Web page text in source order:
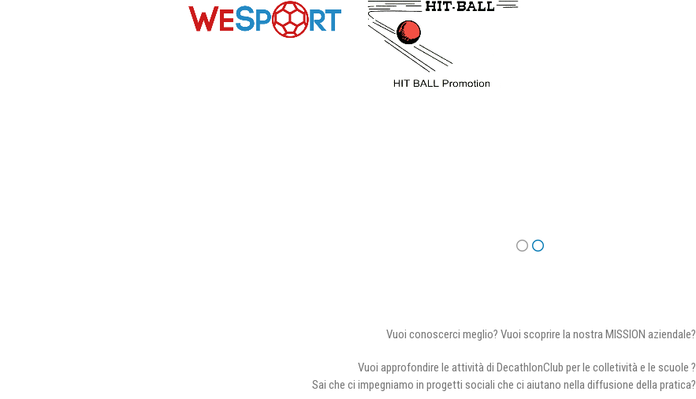
Vuoi conoscerci meglio? Vuoi scoprire la nostra MISSION aziendale?
Vuoi approfondire le attività di DecathlonClub per le colletività e le scuole ?
Sai che ci impegniamo in progetti sociali che ci aiutano nella diffusione della pratica?